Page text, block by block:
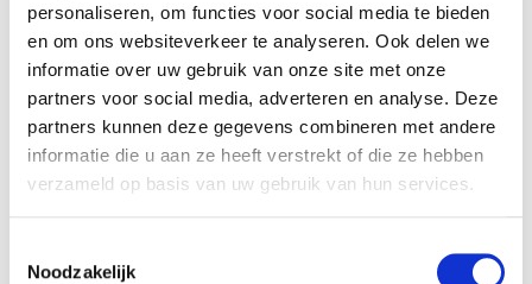
personaliseren, om functies voor social media te bieden
en om ons websiteverkeer te analyseren. Ook delen we
informatie over uw gebruik van onze site met onze
partners voor social media, adverteren en analyse. Deze
partners kunnen deze gegevens combineren met andere
informatie die u aan ze heeft verstrekt of die ze hebben
verzameld op basis van uw gebruik van hun services.
Noodzakelijk